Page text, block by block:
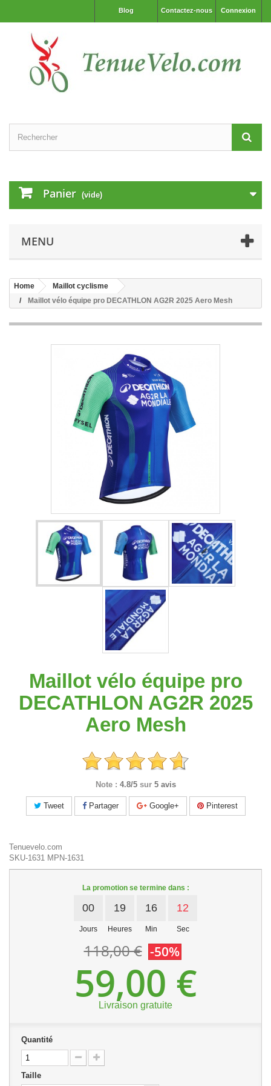
Connexion
Contactez-nous
Blog
Panier (vide)
MENU
Home
Maillot cyclisme
Maillot vélo équipe pro DECATHLON AG2R 2025 Aero Mesh
Maillot vélo équipe pro
DECATHLON AG2R 2025
Aero Mesh
Note : 4.8/5 sur 5 avis
Tweet Partager Google+ Pinterest
Tenuevelo.com
SKU-1631 MPN-1631
La promotion se termine dans :
00
Jours
19
Heures
16
Min
12
Sec
118,00 € -50%
59,00 €
Livraison gratuite
Quantité
Taille